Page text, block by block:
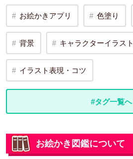
お絵かきアプリ 色塗り
背景 キャラクターイラスト
イラスト表現・コツ
#タグ一覧へ
お絵かき図鑑について